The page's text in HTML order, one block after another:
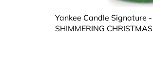
Yankee Candle Signature
SHIMMERING